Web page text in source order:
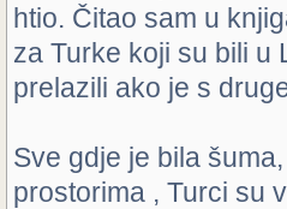
htio. Čitao sam u
za Turke koji su bili u
prelazili ako je s
Sve gdje je bila
prostorima , Turci su